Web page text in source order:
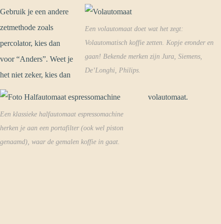
Een volautomaat doet wat het zegt:
Volautomatisch koffie zetten. Kopje eronder en
gaan! Bekende merken zijn Jura, Siemens,
De’Longhi, Philips.
Een klassieke halfautomaat espressomachine
herken je aan een portafilter (ook wel piston
genaamd), waar de gemalen koffie in gaat.
Gebruik je een andere
zetmethode zoals
percolator, kies dan
voor “Anders”. Weet je
het niet zeker, kies dan
volautomaat.